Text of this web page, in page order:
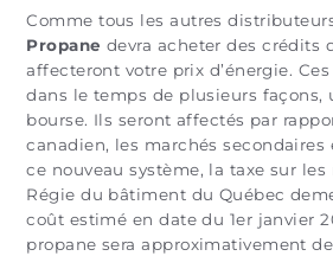
Comme tous les autres
Propane devra acheter des crédits
affecteront votre prix d’énergie.
dans le temps de plusieurs façons,
bourse. Ils seront affectés par
canadien, les marchés secondaires
ce nouveau système, la taxe sur les
Régie du bâtiment du Québec
coût estimé en date du 1er janvier
propane sera approximativement de